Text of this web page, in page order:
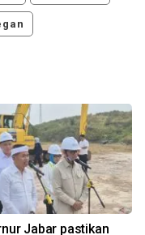
Jabar pastikan